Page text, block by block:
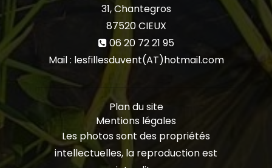
31, Chantegros
87520CIEUX
06 20 72 21 95
Mail : lesfillesduvent(AT)hotmail.com
Plan du site
Mentions légales
Les photos sont des propriétés
intellectuelles, la reproduction est